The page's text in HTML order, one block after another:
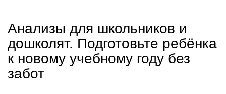
Анализы для школьников и
дошколят. Подготовьте ребёнка
к новому учебному году без
забот